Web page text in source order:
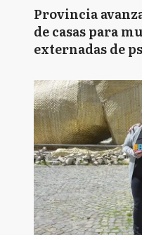
Provincia
de casas para
externadas de